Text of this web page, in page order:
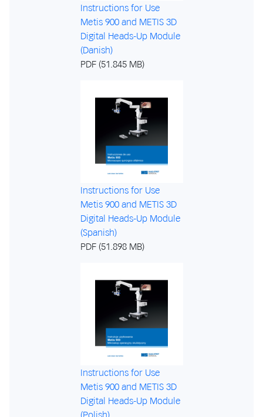
Instructions for Use
Metis 900 and METIS 3D
Digital Heads-Up Module
(Danish)
PDF (51.845 MB)
Instructions for Use
Metis 900 and METIS 3D
Digital Heads-Up Module
(Spanish)
PDF (51.898 MB)
Instructions for Use
Metis 900 and METIS 3D
Digital Heads-Up Module